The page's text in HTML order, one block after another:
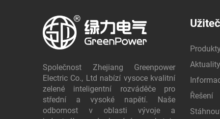
Společnost Zhejiang Greenpower
Electric Co., Ltd nabízí vysoce kvalitní
zelené inteligentní rozváděče pro
střední a vysoké napětí. Naše
odbornost v oblasti vývoje a
Aktuality
Řešení